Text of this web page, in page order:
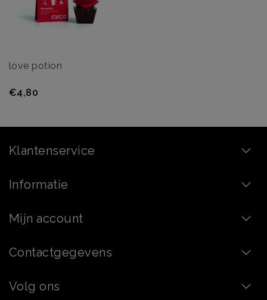
love potion
€4,80
Klantenservice
Informatie
Mijn account
Contactgegevens
Volg ons